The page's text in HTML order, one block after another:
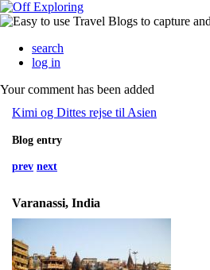
search
log in
Your comment has been added
Kimi og Dittes rejse til Asien
Blog entry
prev next
Varanassi, India